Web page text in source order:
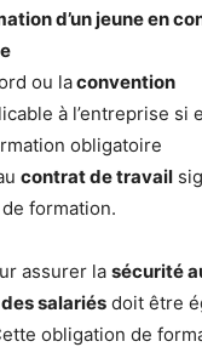
d’un jeune en
ou laconvention
à l’entreprise si
obligatoire
contrat de travail
formation.
assurer la sécurité
salariés doit être
obligation de